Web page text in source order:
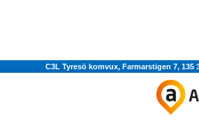
C3L Tyresö komvux, Farmarstigen 7, 135